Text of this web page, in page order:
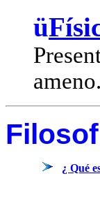
ü
ameno.
¿ Qué